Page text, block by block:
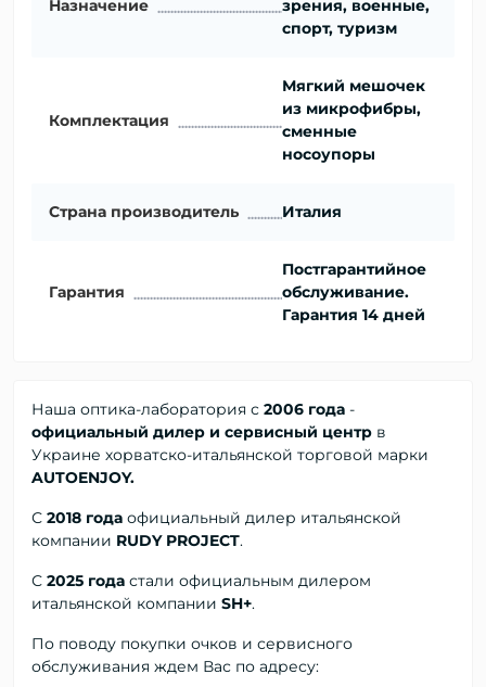
Назначение
зрения, военные,
спорт, туризм
Комплектация
Мягкий мешочек
из микрофибры,
сменные
носоупоры
Страна производитель Италия
Гарантия
Постгарантийное
обслуживание.
Гарантия 14 дней
Наша оптика-лаборатория с 2006 года -
официальный дилер и сервисный центр в
Украине хорватско-итальянской торговой марки
AUTOENJOY.
С 2018 года официальный дилер итальянской
компании RUDY PROJECT.
С 2025 года стали официальным дилером
итальянской компании SH+.
По поводу покупки очков и сервисного
обслуживания ждем Вас по адресу: